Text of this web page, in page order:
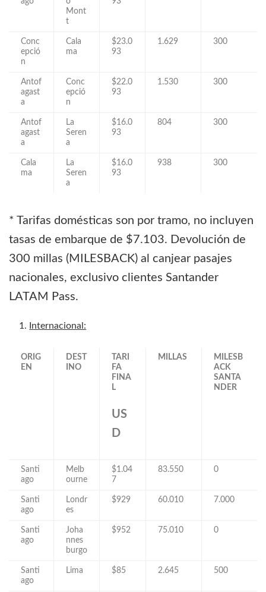
Mont
t
Conc
epció
n
Cala
ma
$23.0
93
1.629 300
Antof
agast
a
Conc
epció
n
$22.0
93
1.530 300
Antof
agast
a
La
Seren
a
$16.0
93
804 300
Cala
ma
La
Seren
a
$16.0
93
938 300
* Tarifas domésticas son por tramo, no incluyen
tasas de embarque de $7.103. Devolución de
300 millas (MILESBACK) al canjear pasajes
nacionales, exclusivo clientes Santander
LATAM Pass.
Internacional:
ORIG
EN
DEST
INO
TARI
FA
FINA
L
US
D
MILLAS
MILESB
ACK
SANTA
NDER
Santi
ago
Melb
ourne
$1.04
7
83.550 0
Santi
ago
Londr
es
$929 60.010 7.000
Santi
ago
Joha
nnes
burgo
$952 75.010 0
Santi
ago
Lima $85 2.645 500